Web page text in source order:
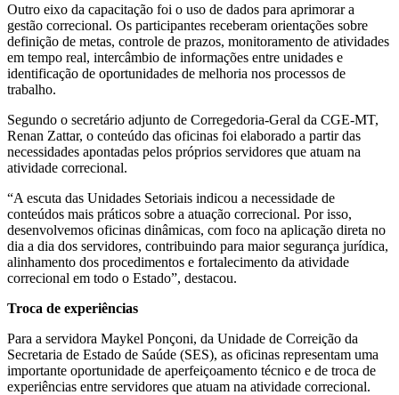
Outro eixo da capacitação foi o uso de dados para aprimorar a
gestão correcional. Os participantes receberam orientações sobre
definição de metas, controle de prazos, monitoramento de atividades
em tempo real, intercâmbio de informações entre unidades e
identificação de oportunidades de melhoria nos processos de
trabalho.
Segundo o secretário adjunto de Corregedoria-Geral da CGE-MT,
Renan Zattar, o conteúdo das oficinas foi elaborado a partir das
necessidades apontadas pelos próprios servidores que atuam na
atividade correcional.
“A escuta das Unidades Setoriais indicou a necessidade de
conteúdos mais práticos sobre a atuação correcional. Por isso,
desenvolvemos oficinas dinâmicas, com foco na aplicação direta no
dia a dia dos servidores, contribuindo para maior segurança jurídica,
alinhamento dos procedimentos e fortalecimento da atividade
correcional em todo o Estado”, destacou.
Troca de experiências
Para a servidora Maykel Ponçoni, da Unidade de Correição da
Secretaria de Estado de Saúde (SES), as oficinas representam uma
importante oportunidade de aperfeiçoamento técnico e de troca de
experiências entre servidores que atuam na atividade correcional.